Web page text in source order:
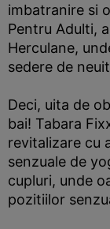
imbatranire si
Pentru Adulti,
Herculane,
sedere de
Deci, uita de
bai! Tabara
revitalizare cu
senzuale de
cupluri, unde
pozitiilor